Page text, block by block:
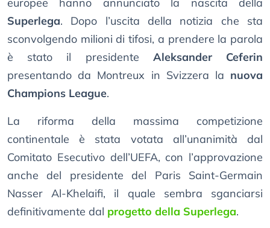
europee hanno annunciato la nascita della
Superlega. Dopo l’uscita della notizia che sta
sconvolgendo milioni di tifosi, a prendere la parola
è stato il presidente Aleksander Ceferin
presentando da Montreux in Svizzera la nuova
Champions League.
La riforma della massima competizione
continentale è stata votata all’unanimità dal
Comitato Esecutivo dell’UEFA, con l’approvazione
anche del presidente del Paris Saint-Germain
Nasser Al-Khelaifi, il quale sembra sganciarsi
definitivamente dal progetto della Superlega.